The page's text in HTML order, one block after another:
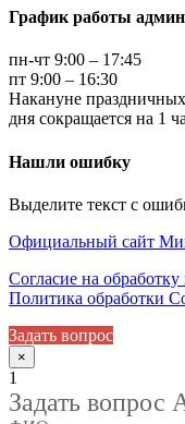
График работы
пн-чт 9:00 – 17:45
пт 9:00 – 16:30
Накануне
дня сокращается на 1
Нашли ошибку
Выделите текст с
Официальный сайт
Согласие на
Политика обработки
Задать вопрос
×
1
Задать вопрос